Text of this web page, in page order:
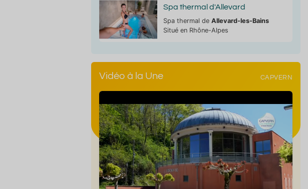
Spa thermal d'Allevard
Spa thermal de Allevard-les-Bains
Situé en Rhône-Alpes
Vidéo à la Une CAPVERN